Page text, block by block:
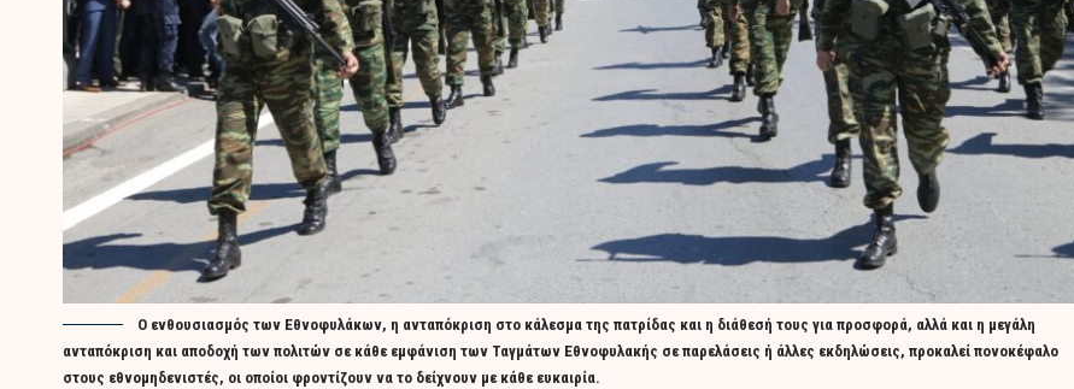
Ο ενθουσιασμός των Εθνοφυλάκων, η ανταπόκριση στο κάλεσμα της πατρίδας και η διάθεσή τους για προσφορά, αλλά και η μεγάλη
ανταπόκριση και αποδοχή των πολιτών σε κάθε εμφάνιση των Ταγμάτων Εθνοφυλακής σε παρελάσεις ή άλλες εκδηλώσεις, προκαλεί πονοκέφαλο
στους εθνομηδενιστές, οι οποίοι φροντίζουν να το δείχνουν με κάθε ευκαιρία.